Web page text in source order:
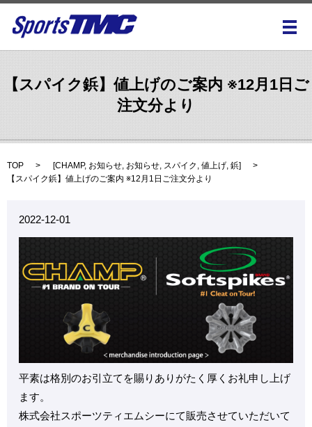
メ
【スパイク鋲】値上げのご案内 ※12月1日ご
注文分より
TOP [CHAMP, お知らせ, お知らせ, スパイク , 値上げ, 鋲]
【スパイク鋲】値上げのご案内 ※12月1日ご注文分より
2022-12-01
平素は格別のお引立てを賜りありがたく厚くお礼申し上げ
ます。
株式会社スポーツティエムシーにて販売させていただいて